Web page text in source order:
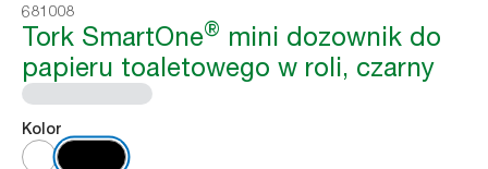
681008
Tork SmartOne® mini dozownik do
papieru toaletowego w roli, czarny
Kolor